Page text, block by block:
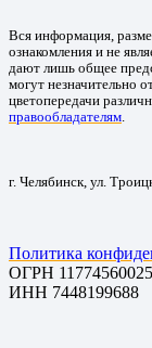
Вся информация,
ознакомления и не
дают лишь общее
могут незначительно
цветопередачи
правообладателям
г. Челябинск, ул.
Политика
ОГРН
ИНН 7448199688